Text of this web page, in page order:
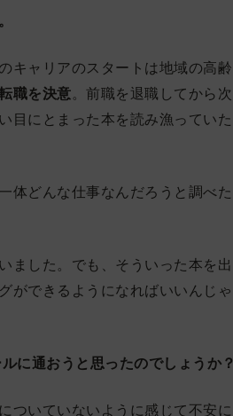
キャリアのスタートは地域の高齢
職を決意。前職を退職してから次
目にとまった本を読み漁っていた
体どんな仕事なんだろうと調べた
ました。でも、そういった本を出
ができるようになればいいんじゃ
に通おうと思ったのでしょうか？
ついていないように感じて不安に